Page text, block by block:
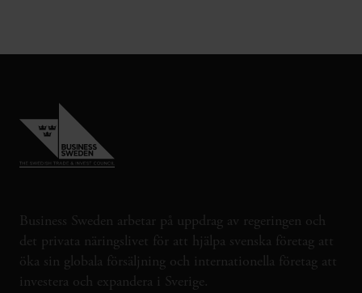
Business Sweden arbetar på uppdrag av regeringen och
det privata näringslivet för att hjälpa svenska företag att
öka sin globala försäljning och internationella företag att
investera och expandera i Sverige.